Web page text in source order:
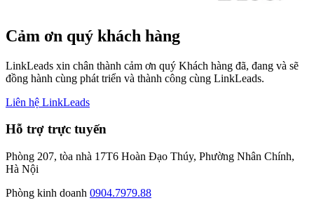
Cảm ơn quý khách hàng
LinkLeads xin chân thành cảm ơn quý Khách hàng đã, đang và sẽ
đồng hành cùng phát triển và thành công cùng LinkLeads.
Liên hệ LinkLeads
Hỗ trợ trực tuyến
Phòng 207, tòa nhà 17T6 Hoàn Đạo Thúy, Phường Nhân Chính,
Hà Nội
Phòng kinh doanh 0904.7979.88